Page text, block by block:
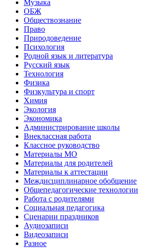
Музыка
ОБЖ
Обществознание
Право
Природоведение
Психология
Родной язык и литература
Русский язык
Технология
Физика
Физкультура и спорт
Химия
Экология
Экономика
Администрирование школы
Внеклассная работа
Классное руководство
Материалы МО
Материалы для родителей
Материалы к аттестации
Междисциплинарное обобщение
Общепедагогические технологии
Работа с родителями
Социальная педагогика
Сценарии праздников
Аудиозаписи
Видеозаписи
Разное